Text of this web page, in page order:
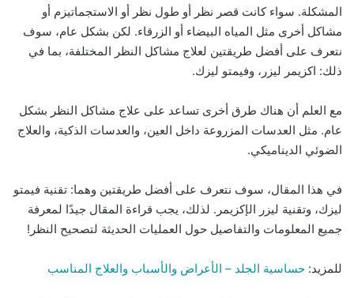
المشكلة. سواء كانت قصر نظر أو طول نظر أو الاستجماتيزم أو
مشاكل أخرى مثل المياه البيضاء أو الزرقاء. لكن بشكل عام، سوف
نتعرف على أفضل طريقتين لعلاج مشاكل النظر المختلفة، بما في
ذلك: اكزيمر ليزر، وفيمتو ليزك.
مع العلم أن هناك طرق أخرى تساعد على علاج مشاكل النظر بشكل
عام. مثل العدسات المزروعة داخل العين، والعدسات الذكية، والعلاج
الضوئي الديناميكي.
في هذا المقال، سوف نتعرف على أفضل طريقتين وهما: تقنية فيمتو
ليزك، وتقنية ليزر الإكزيمر. لذلك، يجب قراءة المقال جيدًا لمعرفة
جميع المعلومات والتفاصيل حول العمليات الحديثة لتصحيح النظر!
للمزيد: حساسية الجلد – الأعراض والأسباب والعلاج المناسب